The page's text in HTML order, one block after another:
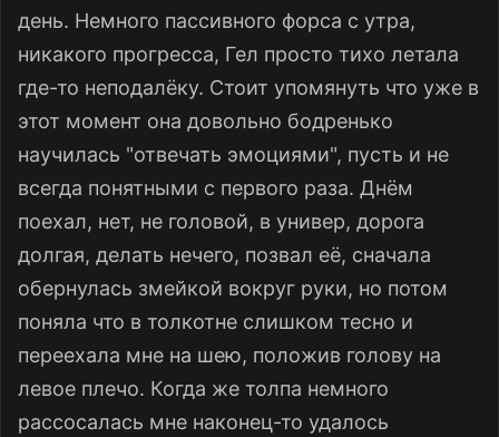
день. Немного пассивного форса с утра,
никакого прогресса, Гел просто тихо летала
где-то неподалёку. Стоит упомянуть что уже в
этот момент она довольно бодренько
научилась "отвечать эмоциями", пусть и не
всегда понятными с первого раза. Днём
поехал, нет, не головой, в универ, дорога
долгая, делать нечего, позвал её, сначала
обернулась змейкой вокруг руки, но потом
поняла что в толкотне слишком тесно и
переехала мне на шею, положив голову на
левое плечо. Когда же толпа немного
рассосалась мне наконец-то удалось